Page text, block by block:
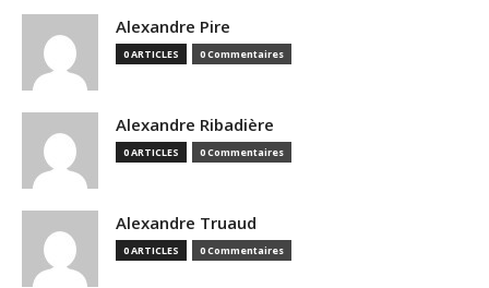
Alexandre Pire
0 ARTICLES 0 Commentaires
Alexandre Ribadière
0 ARTICLES 0 Commentaires
Alexandre Truaud
0 ARTICLES 0 Commentaires